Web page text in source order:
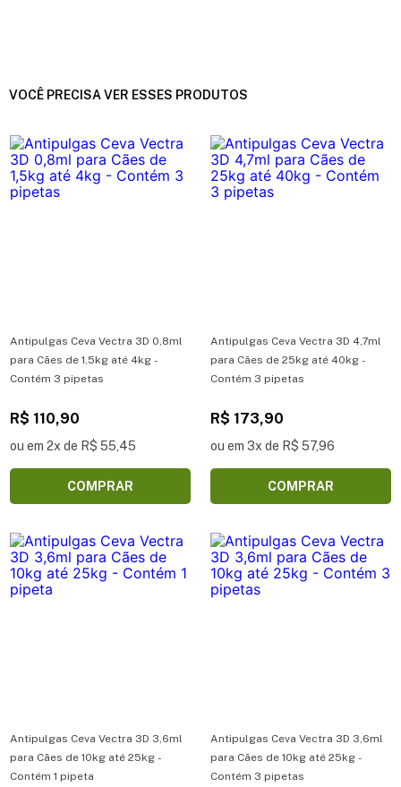
VOCÊ PRECISA VER ESSES PRODUTOS
Antipulgas Ceva Vectra 3D 0,8ml
para Cães de 1,5kg até 4kg -
Contém 3 pipetas
R$ 110,90
ou em 2x de R$ 55,45
COMPRAR
Antipulgas Ceva Vectra 3D 4,7ml
para Cães de 25kg até 40kg -
Contém 3 pipetas
R$ 173,90
ou em 3x de R$ 57,96
COMPRAR
Antipulgas Ceva Vectra 3D 3,6ml
para Cães de 10kg até 25kg -
Contém 1 pipeta
Antipulgas Ceva Vectra 3D 3,6ml
para Cães de 10kg até 25kg -
Contém 3 pipetas